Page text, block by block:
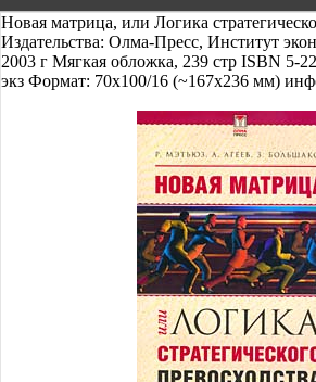
Новая матрица, или Логика
Издательства: Олма-Пресс, Институт
2003 г Мягкая обложка, 239 стр ISBN 5-
экз Формат: 70x100/16 (~167x236 мм)